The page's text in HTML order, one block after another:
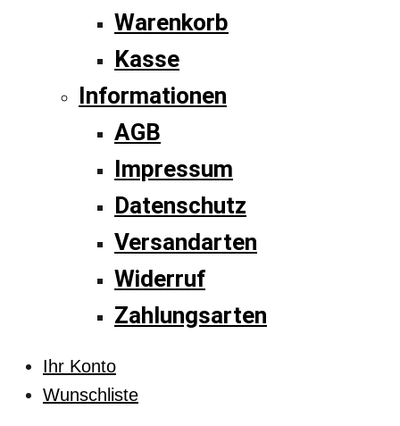
Warenkorb
Kasse
Informationen
AGB
Impressum
Datenschutz
Versandarten
Widerruf
Zahlungsarten
Ihr Konto
Wunschliste